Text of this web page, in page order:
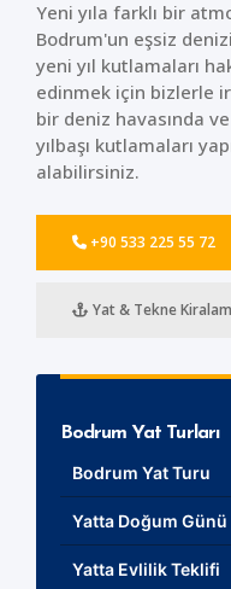
Yeni yıla farklı bir
Bodrum'un eşsiz
yeni yıl kutlamaları
edinmek için bizlerle
bir deniz havasında
yılbaşı kutlamaları
alabilirsiniz.
+90 533 225 55 72
Yat & Tekne
Bodrum Yat Turları
Bodrum Yat Turu
Yatta Doğum
Yatta Evlilik Teklifi